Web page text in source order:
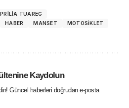
TUAREG
HABER MANSET
MOTOSIKLET
Kaydolun
Güncel haberleri doğrudan e-posta